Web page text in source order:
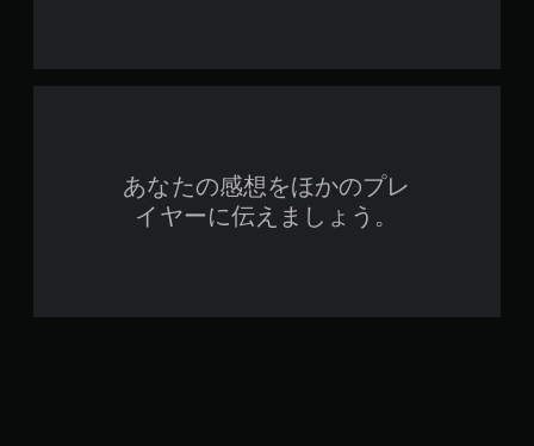
あなたの感想をほかのプレ
イヤーに伝えましょう。